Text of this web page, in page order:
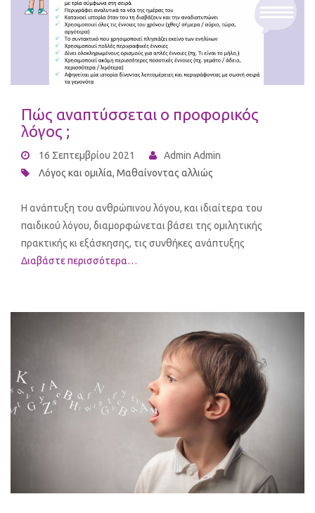
Πώς αναπτύσσεται ο προφορικός
λόγος ;
16 Σεπτεμβρίου 2021
Admin Admin
Λόγος και ομιλία, Μαθαίνοντας αλλιώς
Η ανάπτυξη του ανθρώπινου λόγου, και ιδιαίτερα του
παιδικού λόγου, διαμορφώνεται βάσει της ομιλητικής
πρακτικής κι εξάσκησης, τις συνθήκες ανάπτυξης
Διαβάστε περισσότερα…